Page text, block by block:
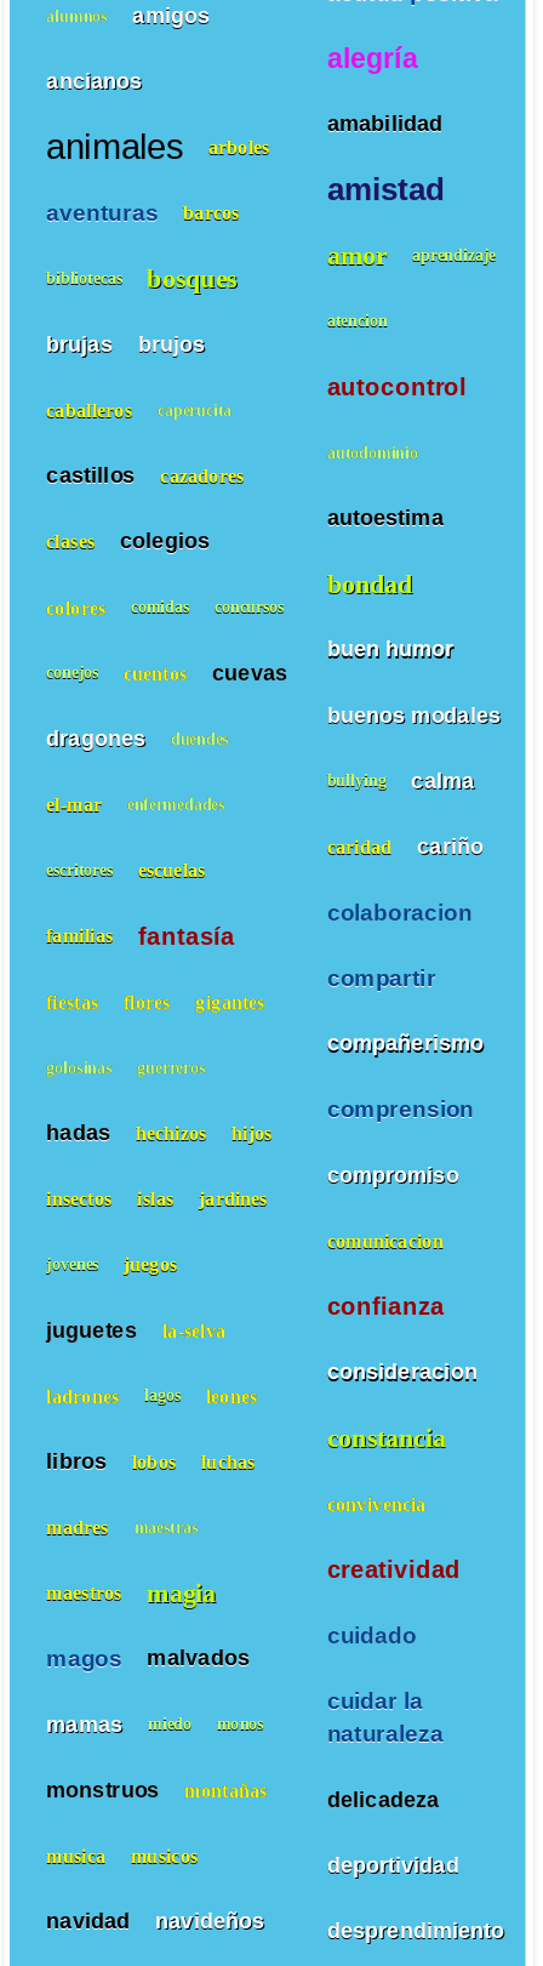
alegría
amabilidad
amistad
amor aprendizaje
atencion
autocontrol
autodominio
autoestima
bondad
buen humor
buenos modales
bullying calma
caridad cariño
colaboracion
compartir
compañerismo
comprension
compromiso
comunicacion
confianza
consideracion
constancia
convivencia
creatividad
cuidado
cuidar la
naturaleza
delicadeza
deportividad
desprendimiento
alumnos amigos
ancianos
animales arboles
aventuras barcos
bibliotecas bosques
brujas brujos
caballeros caperucita
castillos cazadores
clases colegios
colores comidas concursos
conejos cuentos cuevas
dragones duendes
el-mar enfermedades
escritores escuelas
familias fantasía
fiestas flores gigantes
golosinas guerreros
hadas hechizos hijos
insectos islas jardines
jovenes juegos
juguetes la-selva
ladrones lagos leones
libros lobos luchas
madres maestras
maestros magia
magos malvados
mamas miedo monos
monstruos montañas
musica musicos
navidad navideños